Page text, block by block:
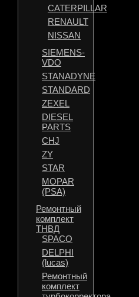
CATERPILLAR
RENAULT
NISSAN
SIEMENS-
VDO
STANADYNE
STANDARD
ZEXEL
DIESEL
PARTS
CHJ
ZY
STAR
MOPAR
(PSA)
Ремонтный
комплект
ТНВД
SPACO
DELPHI
(lucas)
Ремонтный
комплект